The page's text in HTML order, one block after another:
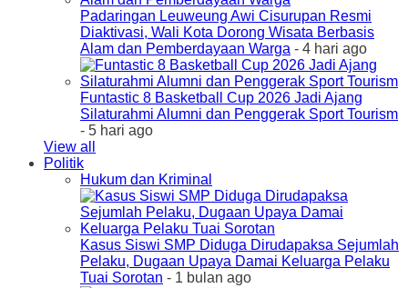
Padaringan Leuweung Awi Cisurupan Resmi
Diaktivasi, Wali Kota Dorong Wisata Berbasis
Alam dan Pemberdayaan Warga - 4 hari ago
Funtastic 8 Basketball Cup 2026 Jadi Ajang
Silaturahmi Alumni dan Penggerak Sport Tourism
- 5 hari ago
View all
Politik
Hukum dan Kriminal
Kasus Siswi SMP Diduga Dirudapaksa Sejumlah
Pelaku, Dugaan Upaya Damai Keluarga Pelaku
Tuai Sorotan - 1 bulan ago